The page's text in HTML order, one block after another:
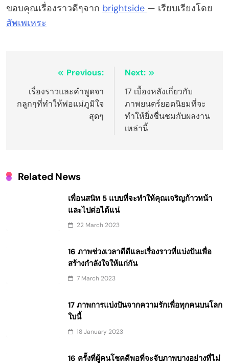
ขอบคุณเรื่องราวดีๆจาก brightside — เรียบเรียงโดย
สัพเพเหระ
navigation
Previous:
เรื่องราวและคำพูดจา
กลูกๆที่ทำให้พ่อแม่ภูมิใจ
สุดๆ
Next:
17 เบื้องหลังเกี่ยวกับ
ภาพยนตร์ยอดนิยมที่จะ
ทำให้ยิ่งชื่นชมกับผลงาน
เหล่านี้
Related News
เพื่อนสนิท 5 แบบที่จะทำให้คุณเจริญก้าวหน้า
และไปต่อได้แน่
22 March 2023
16 ภาพช่วงเวลาดีดีและเรื่องราวที่แบ่งปันเพื่อ
สร้างกำลังใจให้แก่กัน
7 March 2023
17 ภาพการแบ่งปันจากความรักเพื่อทุกคนบนโลก
ใบนี้
18 January 2023
16 ครั้งที่ผู้คนโชคดีพอที่จะจับภาพบางอย่างที่ไม่